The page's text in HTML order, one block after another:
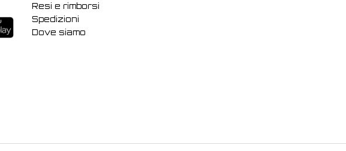
Resi e rimborsi
Spedizioni
Dove siamo